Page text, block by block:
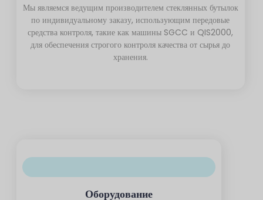
Мы являемся ведущим производителем стеклянных бутылок
по индивидуальному заказу, использующим передовые
средства контроля, такие как машины SGCC и QIS2000,
для обеспечения строгого контроля качества от сырья до
хранения.
Оборудование